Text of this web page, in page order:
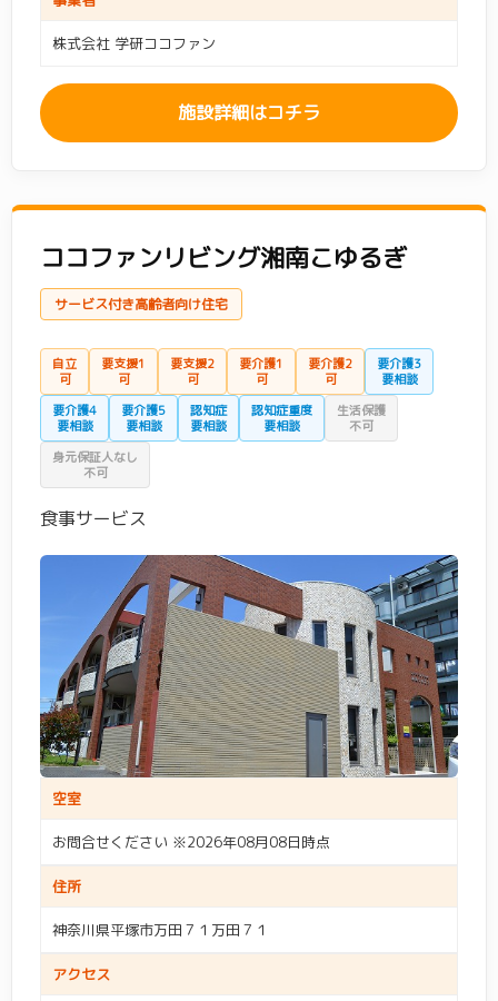
株式会社 学研ココファン
施設詳細はコチラ
ココファンリビング湘南こゆるぎ
サービス付き高齢者向け住宅
自立
可
要支援1
可
要支援2
可
要介護1
可
要介護2
可
要介護3
要相談
要介護4
要相談
要介護5
要相談
認知症
要相談
認知症重度
要相談
生活保護
不可
身元保証人なし
不可
食事サービス
空室
お問合せください ※2026年08月08日時点
住所
神奈川県平塚市万田７１万田７１
アクセス